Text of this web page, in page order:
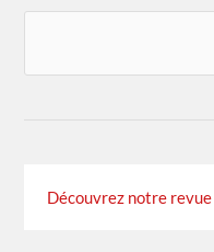
Découvrez notre revue